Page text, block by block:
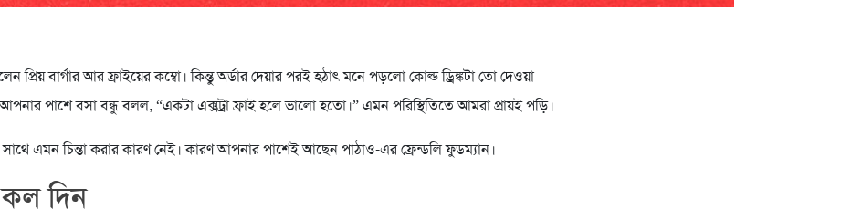
প্রিয় বার্গার আর ফ্রাইয়ের কম্বো। কিন্তু অর্ডার দেয়ার পরই হঠাৎ মনে পড়লো কোল্ড ড্রিঙ্কটা তো দেওয়া
পাশে বসা বন্ধু বলল, “একটা এক্সট্রা ফ্রাই হলে ভালো হতো।” এমন পরিস্থিতিতে আমরা প্রায়ই পড়ি।
এমন চিন্তা করার কারণ নেই। কারণ আপনার পাশেই আছেন পাঠাও-এর ফ্রেন্ডলি ফুডম্যান।
দিন